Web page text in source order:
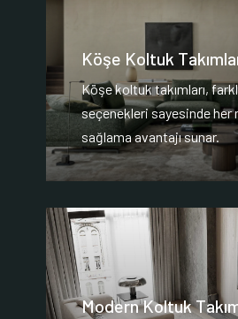
Köşe Koltuk
Köşe koltuk takımları,
seçenekleri sayesinde her
sağlama avantajı sunar.
Modern Koltuk